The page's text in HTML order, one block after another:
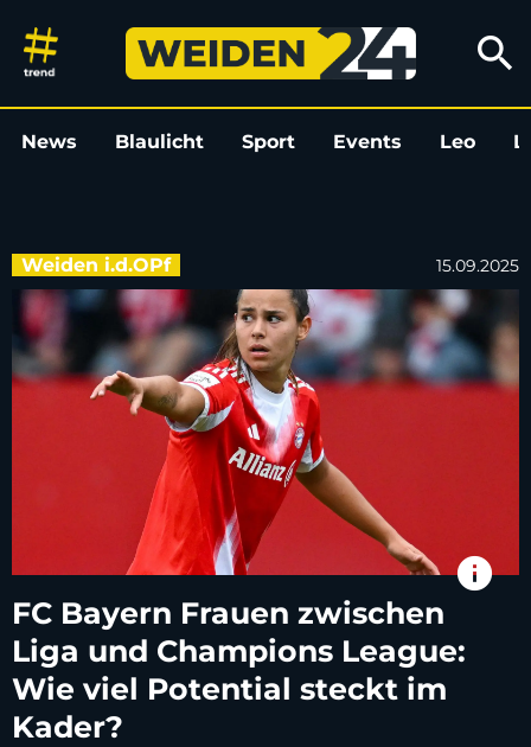
FC Bayern Frauen zwischen
search
News Blaulicht Sport Events Leo
Weiden i.d.OPf 15.09.2025
info
FC Bayern Frauen zwischen
Liga und Champions League:
Wie viel Potential steckt im
Kader?